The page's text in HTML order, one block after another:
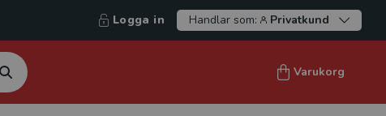
Logga in Handlar som: Privatkund
Varukorg